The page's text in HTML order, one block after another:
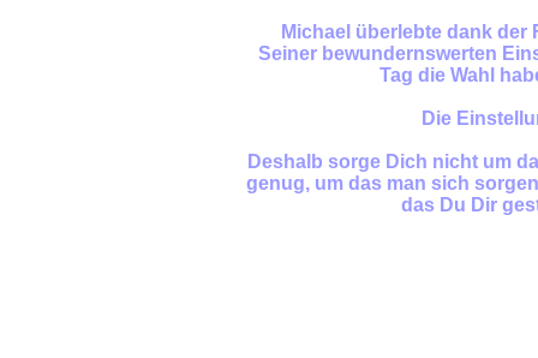
Michael überlebte dank der
Seiner bewundernswerten
Tag die Wahl
Die
Deshalb sorge Dich nicht um
genug, um das man sich
das Du Dir